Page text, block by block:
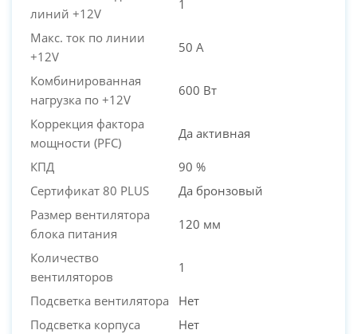
PC-Arena на карте Москвы — Яндекс Карты
линий +12V
1
Макс. ток по линии
+12V
50 А
Комбинированная
нагрузка по +12V
600 Вт
Коррекция фактора
мощности (PFC)
Да активная
КПД
90 %
Сертификат 80 PLUS
Да бронзовый
Размер вентилятора
блока питания
120 мм
Количество
вентиляторов
1
Подсветка вентилятора
Нет
Подсветка корпуса
Нет